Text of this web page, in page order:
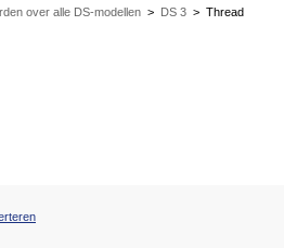
over alle DS-modellen > DS 3 > Thread